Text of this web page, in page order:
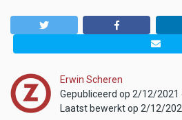
Erwin Scheren
Gepubliceerd op 2/12/2021
Laatst bewerkt op 2/12/